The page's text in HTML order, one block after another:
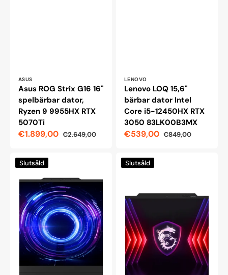
Leverantör:
ASUS
Asus ROG Strix G16 16"
spelbärbar dator,
Ryzen 9 9955HX RTX
5070Ti
Reapris
€1.899,00
Ordinarie
€2.649,00
Leverantör:
LENOVO
Lenovo LOQ 15,6"
bärbar dator Intel
Core i5-12450HX RTX
3050 83LK00B3MX
Reapris
€539,00
Ordinarie
€849,00
Lenovo
LOQ
17,3"
Core
i5-
13450HX
RTX5050
83JH000SMX
Slutsåld
MSI
Cyborg
bärbar
dator
i7-
13620H
RTX
4060
A13VF-
005NEU
Slutsåld